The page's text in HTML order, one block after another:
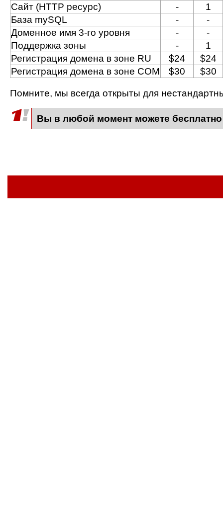
Сайт (HTTP ресурс)
-
1
База mySQL
-
-
Доменное имя 3-го уровня
-
-
Поддержка зоны
-
1
Регистрация домена в зоне RU
$24
$24
Регистрация домена в зоне COM
$30 $30
Помните, мы всегда открыты для
Вы в любой момент можете